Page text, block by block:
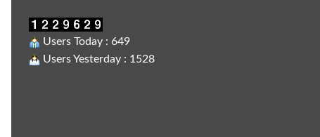
Users Today : 649
Users Yesterday : 1528